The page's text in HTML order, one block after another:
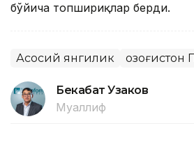
бўйича топшириқлар берди.
Асосий янгилик
Бекабат Узаков
Муаллиф